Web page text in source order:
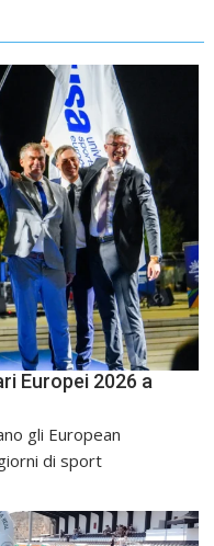
Europei 2026 a
gli European
di sport